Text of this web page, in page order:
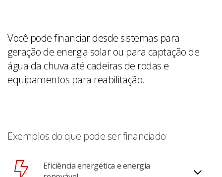
Você pode financiar desde sistemas para
geração de energia solar ou para captação de
água da chuva até cadeiras de rodas e
equipamentos para reabilitação.
Exemplos do que pode ser financiado
Eficiência energética e energia